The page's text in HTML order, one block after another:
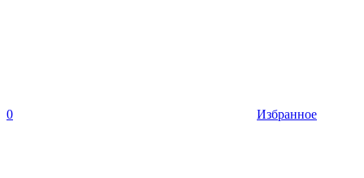
0 Избранное